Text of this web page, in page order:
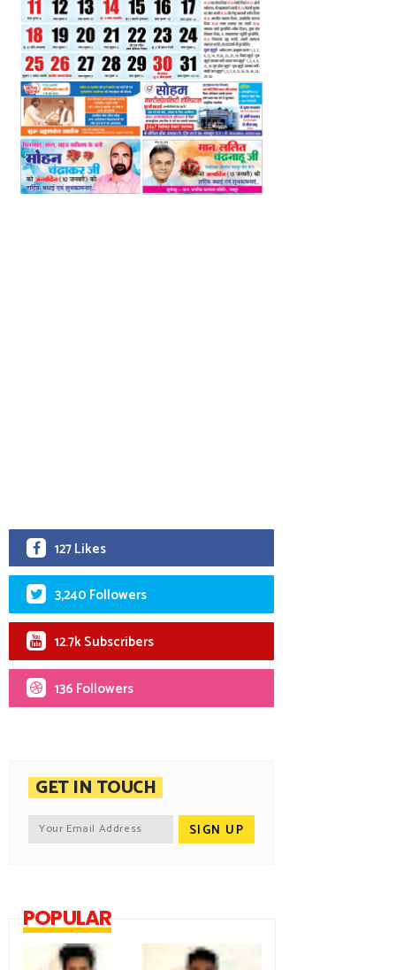
127 Likes
3,240 Followers
12.7k Subscribers
136 Followers
GET IN TOUCH
POPULAR